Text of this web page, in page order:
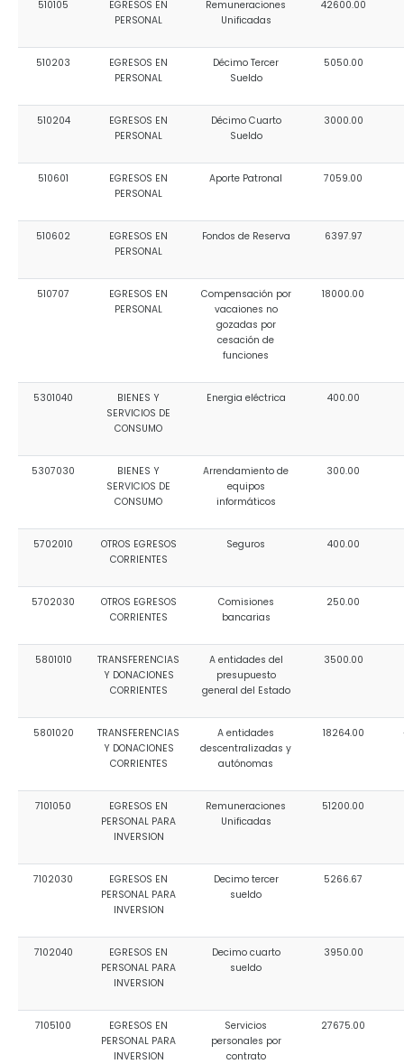
Convocatorias
GESTIÓN ADMINISTRATIVA
Plan Anual Contratación - PAC
Convenios Institucionales
PRESUPUESTO: EJECUCIÓN Y REPORTES
Cédulas presupuestarias y balances
Procesos de contratación
Ejecución Presupuestaria
510105
EGRESOS EN
PERSONAL
Remuneraciones
Unificadas
42600.00
510203
EGRESOS EN
PERSONAL
Décimo Tercer
Sueldo
5050.00
510204
EGRESOS EN
PERSONAL
Décimo Cuarto
Sueldo
3000.00
510601
EGRESOS EN
PERSONAL
Aporte Patronal 7059.00
510602
EGRESOS EN
PERSONAL
Fondos de Reserva 6397.97
510707
EGRESOS EN
PERSONAL
Compensación por
vacaiones no
gozadas por
cesación de
funciones
18000.00
5301040
BIENES Y
SERVICIOS DE
CONSUMO
Energia eléctrica 400.00
5307030
BIENES Y
SERVICIOS DE
CONSUMO
Arrendamiento de
equipos
informáticos
300.00
5702010
OTROS EGRESOS
CORRIENTES
Seguros 400.00
5702030
OTROS EGRESOS
CORRIENTES
Comisiones
bancarias
250.00
5801010
TRANSFERENCIAS
Y DONACIONES
CORRIENTES
A entidades del
presupuesto
general del Estado
3500.00
5801020
TRANSFERENCIAS
Y DONACIONES
CORRIENTES
A entidades
descentralizadas y
autónomas
18264.00
7101050
EGRESOS EN
PERSONAL PARA
INVERSION
Remuneraciones
Unificadas
51200.00
7102030
EGRESOS EN
PERSONAL PARA
INVERSION
Decimo tercer
sueldo
5266.67
7102040
EGRESOS EN
PERSONAL PARA
INVERSION
Decimo cuarto
sueldo
3950.00
7105100
EGRESOS EN
PERSONAL PARA
INVERSION
Servicios
personales por
contrato
27675.00